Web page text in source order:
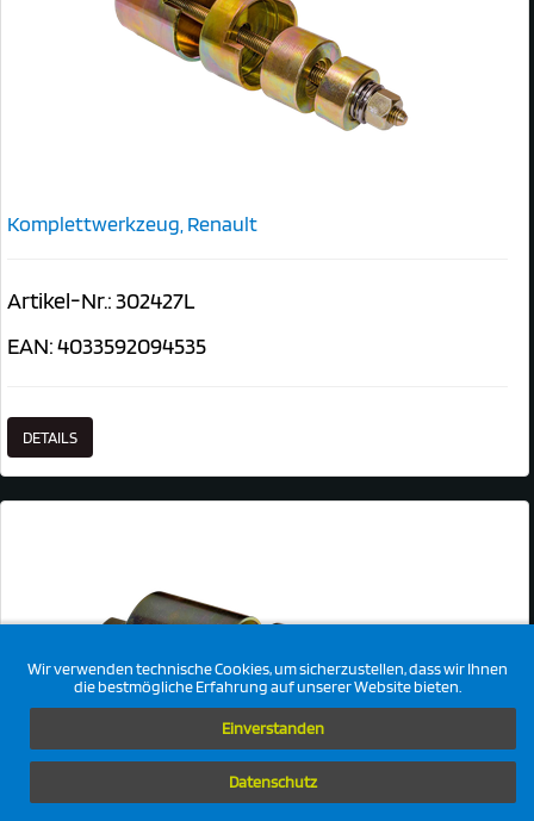
Wir verwenden technische Cookies, um sicherzustellen, dass wir Ihnen
die bestmögliche Erfahrung auf unserer Website bieten.
Einverstanden
Datenschutz
Komplettwerkzeug, Renault
Artikel-Nr.: 302427L
EAN: 4033592094535
DETAILS